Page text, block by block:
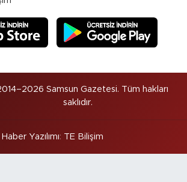
Samsun Gazetesi. Tüm hakları
saklıdır.
Haber Yazılımı: TE Bilişim